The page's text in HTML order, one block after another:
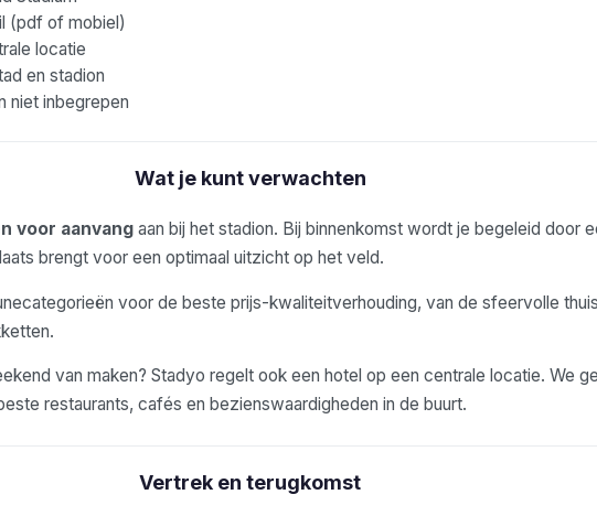
(pdf of mobiel)
locatie
en stadion
niet inbegrepen
Wat je kunt verwachten
voor aanvangaan bij het stadion. Bij binnenkomst wordt je begeleid door
brengt voor een optimaal uitzicht op het veld.
voor de beste prijs-kwaliteitverhouding, van de sfeervolle
van maken? Stadyo regelt ook een hotel op een centrale locatie. We
restaurants, cafés en bezienswaardigheden in de buurt.
Vertrek en terugkomst